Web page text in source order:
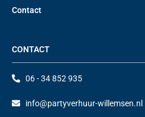
Contact
CONTACT
06 - 34 852 935
info@partyverhuur-willemsen.nl